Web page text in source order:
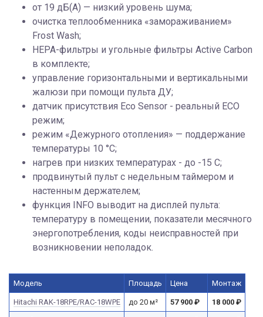
от 19 дБ(А) — низкий уровень шума;
очистка теплообменника «замораживанием»
Frost Wash;
HEPA-фильтры и угольные фильтры Active Carbon
в комплекте;
управление горизонтальными и вертикальными
жалюзи при помощи пульта ДУ;
датчик присутствия Eco Sensor - реальный ECO
режим;
режим «Дежурного отопления» — поддержание
температуры 10 °C;
нагрев при низких температурах - до -15 С;
продвинутый пульт с недельным таймером и
настенным держателем;
функция INFO выводит на дисплей пульта:
температуру в помещении, показатели месячного
энергопотребления, коды неисправностей при
возникновении неполадок.
Модель Площадь Цена Монтаж
Hitachi RAK-18RPE/RAC-18WPE до 20 м² 57 900 ₽ 18 000 ₽